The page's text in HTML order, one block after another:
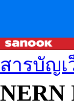
สารบัญเ
NERN